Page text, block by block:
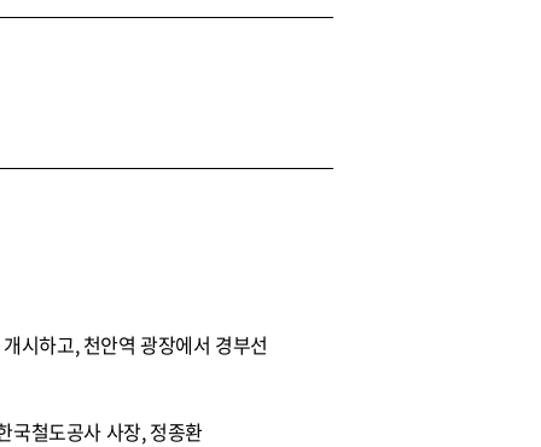
시하고, 천안역 광장에서 경부선
국철도공사 사장, 정종환